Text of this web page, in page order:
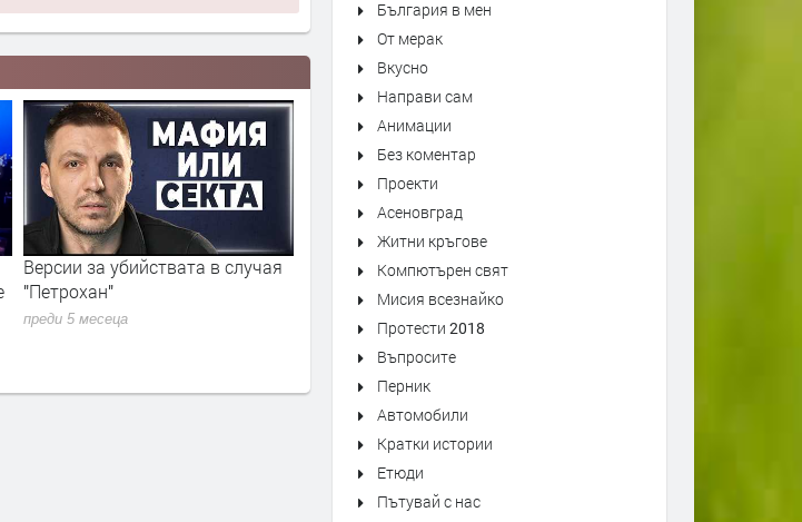
Президент в оставка Какво ще
прави Румен Радев
преди 6 месеца
доц Ем Занкина; с Давос
маските са свалени и е вече
преди 6 месеца
България в мен
От мерак
Вкусно
Направи сам
Анимации
Без коментар
Проекти
Асеновград
Житни кръгове
Компютърен свят
Мисия всезнайко
Протести 2018
Въпросите
Перник
Автомобили
Кратки истории
Етюди
Пътувай с нас